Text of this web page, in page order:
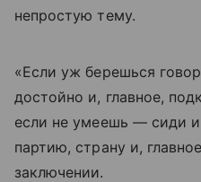
непростую тему.
«Если уж берешься
достойно и, главное,
если не умеешь — сиди
партию, страну и,
заключении.